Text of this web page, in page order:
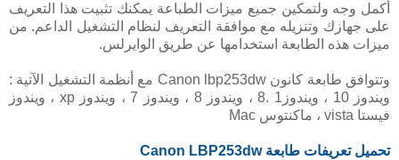
أكمل وجه ولتمكين جميع ميزات الطباعة يمكنك تثبيت هذا التعريف
على جهازك وتنزيله مع موافقة التعريف لنظام التشغيل الداعم. من
ميزات هذه الطابعة استخدامها عن طريق الوايرلس.
وتتوافق طابعة كانون Canon lbp253dw مع أنظمة التشغيل الآتية :
ويندوز 10 ، ويندوز1 .8 ، ويندوز 8 ، ويندوز 7 ، ويندوز xp ، ويندوز
فيستا vista ، ماكنتوس Mac
تحميل تعريفات طابعة Canon LBP253dw